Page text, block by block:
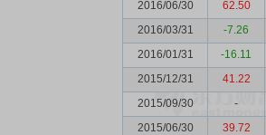
2016/06/30
62.50
2016/03/31
-7.26
2016/01/31
-16.11
2015/12/31
41.22
2015/09/30
-
2015/06/30
39.72